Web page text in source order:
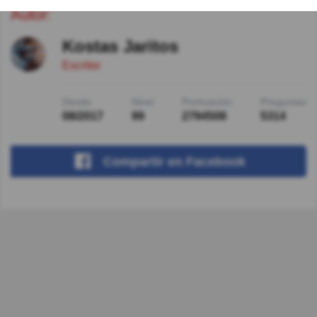
Autor:
Kostas Jaritos
Escritor
08/2017 99 2794508 5314
Compartir en Facebook